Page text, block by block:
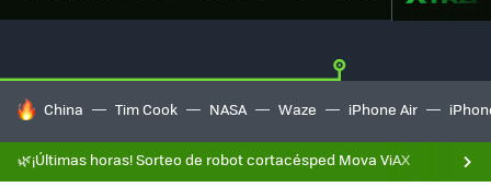
HOY SE HABLA DE
China Tim Cook NASA Waze iPhone Air
🌿¡Últimas horas! Sorteo de robot cortacésped Mova ViAX